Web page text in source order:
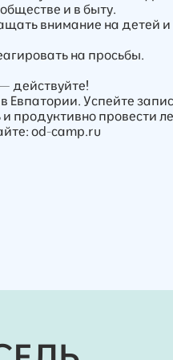
и в быту.
внимание на детей и
на просьбы.
действуйте!
Евпатории. Успейте
продуктивно провести
od-camp.ru